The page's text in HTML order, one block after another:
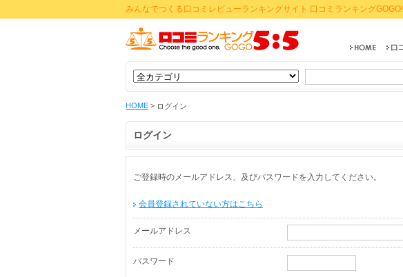
みんなでつくる口コミレビューランキングサイト 口コミランキングGOGO!
HOME > ログイン
ログイン
ご登録時のメールアドレス、及びパスワードを入力してください。
会員登録されていない方はこちら
メールアドレス
パスワード